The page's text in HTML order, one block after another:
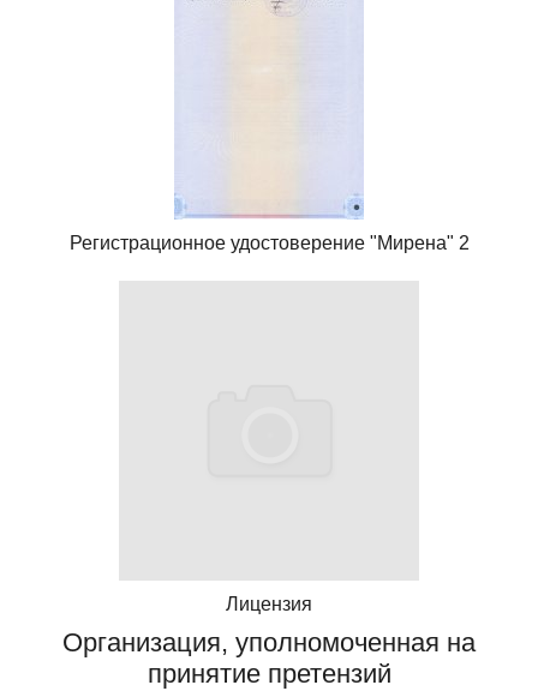
Регистрационное удостоверение "Мирена" 2
Лицензия
Организация, уполномоченная на
принятие претензий